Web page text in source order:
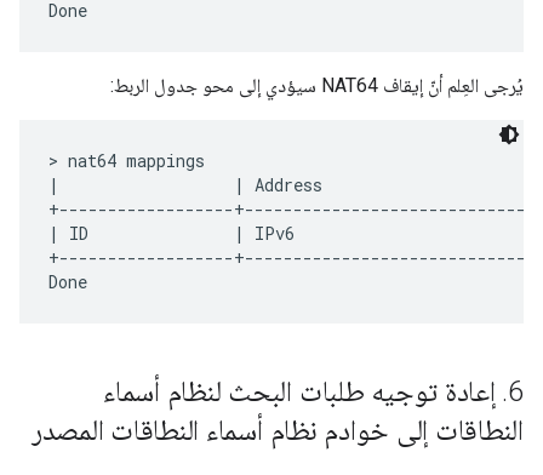
يُرجى العِلم أنّ إيقاف NAT64 سيؤدي إلى محو جدول الربط:
> nat64 mappings
|                  | Address
+------------------
| ID               | IPv6
+------------------
6
. إعادة توجيه طلبات البحث لنظام أسماء
النطاقات إلى خوادم نظام أسماء النطاقات المصدر